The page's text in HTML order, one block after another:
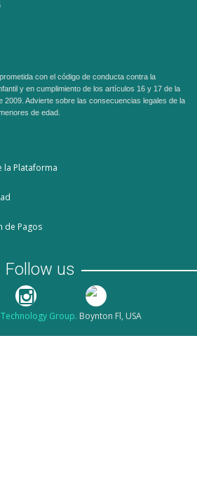
con el código de conducta contra la
y en cumplimiento de los artículos 16 y 17 de la
2009. Advierte sobre las consecuencias legales de la
de edad.
la Plataforma
de Pagos
Follow us
Group. Boynton Fl, USA